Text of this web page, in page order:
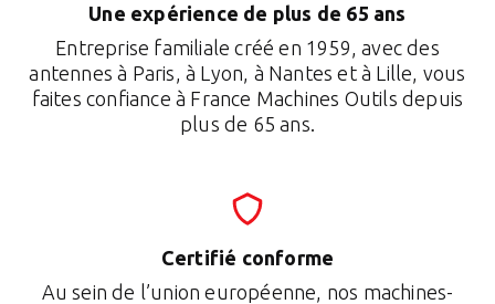
Une expérience de plus de 65 ans
Entreprise familiale créé en 1959, avec des
antennes à Paris, à Lyon, à Nantes et à Lille, vous
faites confiance à France Machines Outils depuis
plus de 65 ans.
Certifié conforme
Au sein de l’union européenne, nos machines-